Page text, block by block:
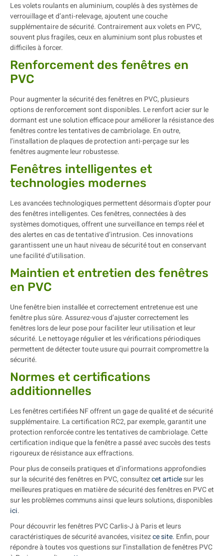
Les volets roulants en aluminium, couplés à des systèmes de
verrouillage et d’anti-relevage, ajoutent une couche
supplémentaire de sécurité. Contrairement aux volets en PVC,
souvent plus fragiles, ceux en aluminium sont plus robustes et
difficiles à forcer.
Renforcement des fenêtres en
PVC
Pour augmenter la sécurité des fenêtres en PVC, plusieurs
options de renforcement sont disponibles. Le renfort acier sur le
dormant est une solution efficace pour améliorer la résistance des
fenêtres contre les tentatives de cambriolage. En outre,
l’installation de plaques de protection anti-perçage sur les
fenêtres augmente leur robustesse.
Fenêtres intelligentes et
technologies modernes
Les avancées technologiques permettent désormais d’opter pour
des fenêtres intelligentes. Ces fenêtres, connectées à des
systèmes domotiques, offrent une surveillance en temps réel et
des alertes en cas de tentative d’intrusion. Ces innovations
garantissent une un haut niveau de sécurité tout en conservant
une facilité d’utilisation.
Maintien et entretien des fenêtres
en PVC
Une fenêtre bien installée et correctement entretenue est une
fenêtre plus sûre. Assurez-vous d’ajuster correctement les
fenêtres lors de leur pose pour faciliter leur utilisation et leur
sécurité. Le nettoyage régulier et les vérifications périodiques
permettent de détecter toute usure qui pourrait compromettre la
sécurité.
Normes et certifications
additionnelles
Les fenêtres certifiées NF offrent un gage de qualité et de sécurité
supplémentaire. La certification RC2, par exemple, garantit une
protection renforcée contre les tentatives de cambriolage. Cette
certification indique que la fenêtre a passé avec succès des tests
rigoureux de résistance aux effractions.
Pour plus de conseils pratiques et d’informations approfondies
sur la sécurité des fenêtres en PVC, consultezcet articlesur les
meilleures pratiques en matière de sécurité des fenêtres en PVC et
sur les problèmes communs ainsi que leurs solutions, disponibles
ici.
Pour découvrir les fenêtres PVC Carlis-J à Paris et leurs
caractéristiques de sécurité avancées, visitezce site. Enfin, pour
répondre à toutes vos questions sur l’installation de fenêtres PVC